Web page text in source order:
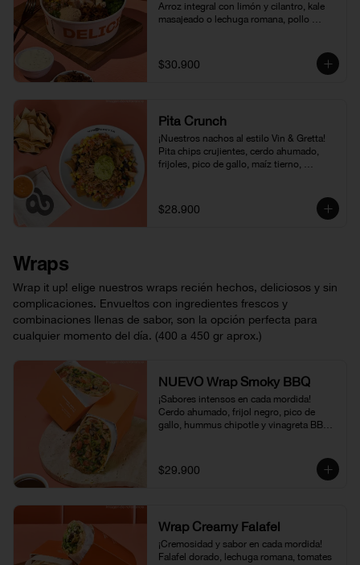
Arroz integral con limón y cilantro, kale
masajeado o lechuga romana, pollo
cebolla francesa y vinagreta amapola.
$30.900
Pita Crunch
¡Nuestros nachos al estilo Vin & Gretta!
Pita chips crujientes, cerdo ahumado,
frijoles, pico de gallo, maíz tierno,
el equilibrio perfecto entre lo fresco y lo
indulgente.
$28.900
Wraps
Wrap it up! elige nuestros wraps recién hechos, deliciosos y sin
complicaciones. Envueltos con ingredientes frescos y
combinaciones llenas de sabor, son la opción perfecta para
cualquier momento del día. (400 a 450 gr aprox.)
NUEVO Wrap Smoky BBQ
¡Sabores intensos en cada mordida!
Cerdo ahumado, frijol negro, pico de
gallo, hummus chipotle y vinagreta BBQ,
carácter, disponible por tiempo limitado
$29.900
Wrap Creamy Falafel
¡Cremosidad y sabor en cada mordida!
Falafel dorado, lechuga romana, tomates